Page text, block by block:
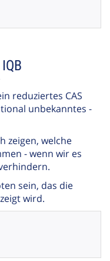
reduziertes CAS
unbekanntes -
zeigen, welche
- wenn wir es
sein, das die
wird.